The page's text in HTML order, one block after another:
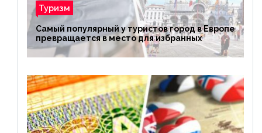
Туризм
Самый популярный у туристов город в Европе
превращается в место для избранных